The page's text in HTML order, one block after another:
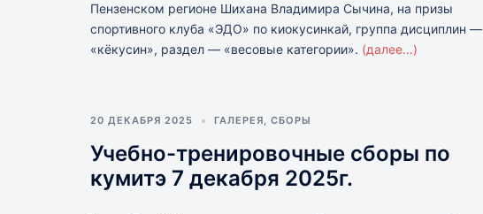
Пензенском регионе Шихана Владимира Сычина, на призы
спортивного клуба «ЭДО» по киокусинкай, группа дисциплин —
«кёкусин», раздел — «весовые категории». (далее…)
20 ДЕКАБРЯ 2025 ГАЛЕРЕЯ, СБОРЫ
Учебно-тренировочные сборы по
кумитэ 7 декабря 2025г.